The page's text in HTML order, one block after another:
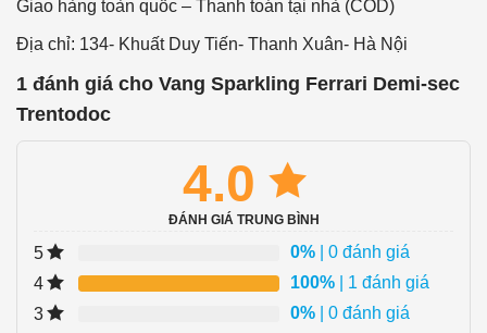
Giao hàng toàn quốc – Thanh toán tại nhà (COD)
Địa chỉ: 134- Khuất Duy Tiến- Thanh Xuân- Hà Nội
1 đánh giá cho Vang Sparkling Ferrari Demi-sec
Trentodoc
4.0
ĐÁNH GIÁ TRUNG BÌNH
5 0% | 0 đánh giá
4
100% | 1 đánh giá
3
0% | 0 đánh giá